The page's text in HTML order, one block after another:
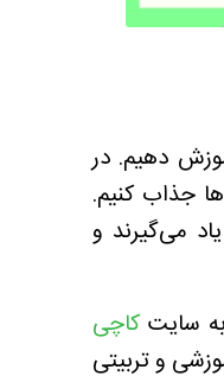
دهیم. در
جذاب کنیم.
می‌گیرند و
به سایتکاچی
و تربیتی